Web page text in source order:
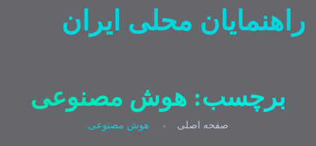
راهنمایان محلی ایران
برچسب: هوش مصنوعی
صفحه اصلی هوش مصنوعی